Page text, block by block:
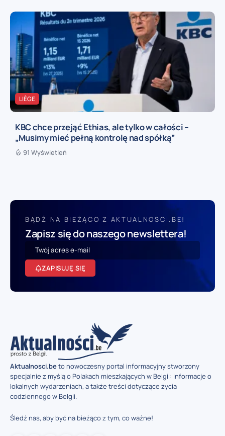
LIÈGE
KBC chce przejąć Ethias, ale tylko w całości –
„Musimy mieć pełną kontrolę nad spółką”
91 Wyświetleń
BĄDŹ NA BIEŻĄCO Z AKTUALNOSCI.BE!
Zapisz się do naszego newslettera!
ZAPISUJĘ SIĘ
Aktualnosci.beto nowoczesny portal informacyjny stworzony
specjalnie z myślą o Polakach mieszkających w Belgii: informacje o
lokalnych wydarzeniach, a także treści dotyczące życia
codziennego w Belgii.
Śledź nas, aby być na bieżąco z tym, co ważne!